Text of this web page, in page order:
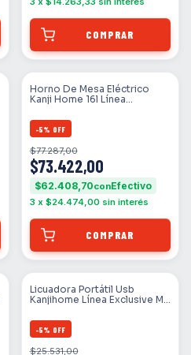
Horno De Mesa Eléctrico
Kanji Home 16l Línea
-5% OFF
$73.422,00
$77.287,00
$62.408,70con
3 x $24.474,00 sin interés
Licuadora Portátil Usb
Kanjihome Línea Exclusive Ms
-5% OFF
$25.531,00